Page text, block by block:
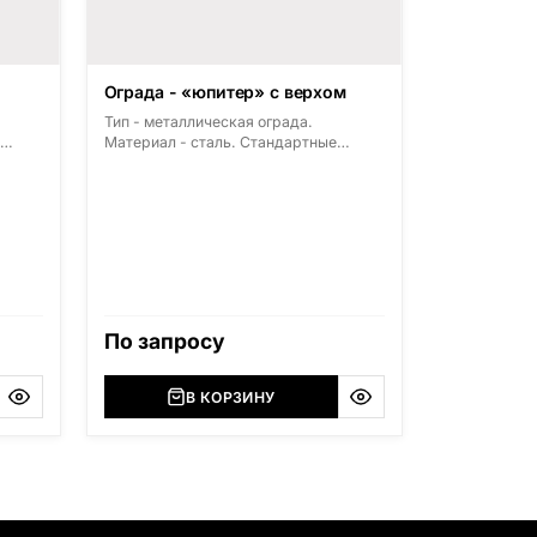
Ограда - «юпитер» с верхом
Тип - металлическая ограда.
Материал - сталь. Стандартные
По запросу
В КОРЗИНУ